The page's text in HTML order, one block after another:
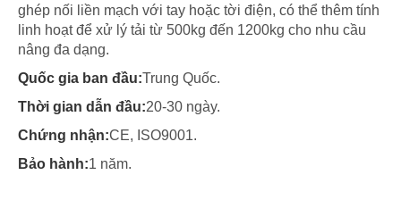
ghép nối liền mạch với tay hoặc tời điện, có thể thêm tính
linh hoạt để xử lý tải từ 500kg đến 1200kg cho nhu cầu
nâng đa dạng.
Quốc gia ban đầu:Trung Quốc.
Thời gian dẫn đầu:20-30 ngày.
Chứng nhận:CE, ISO9001.
Bảo hành:1 năm.